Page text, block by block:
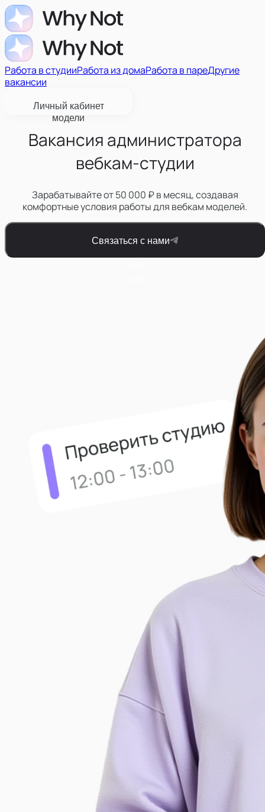
Работа в студииРабота из домаРабота в пареДругие
вакансии
Личный кабинет
модели
Вакансия администратора
вебкам-студии
Зарабатывайте от 50 000 ₽ в месяц, создавая
комфортные условия работы для вебкам моделей.
Связаться с нами